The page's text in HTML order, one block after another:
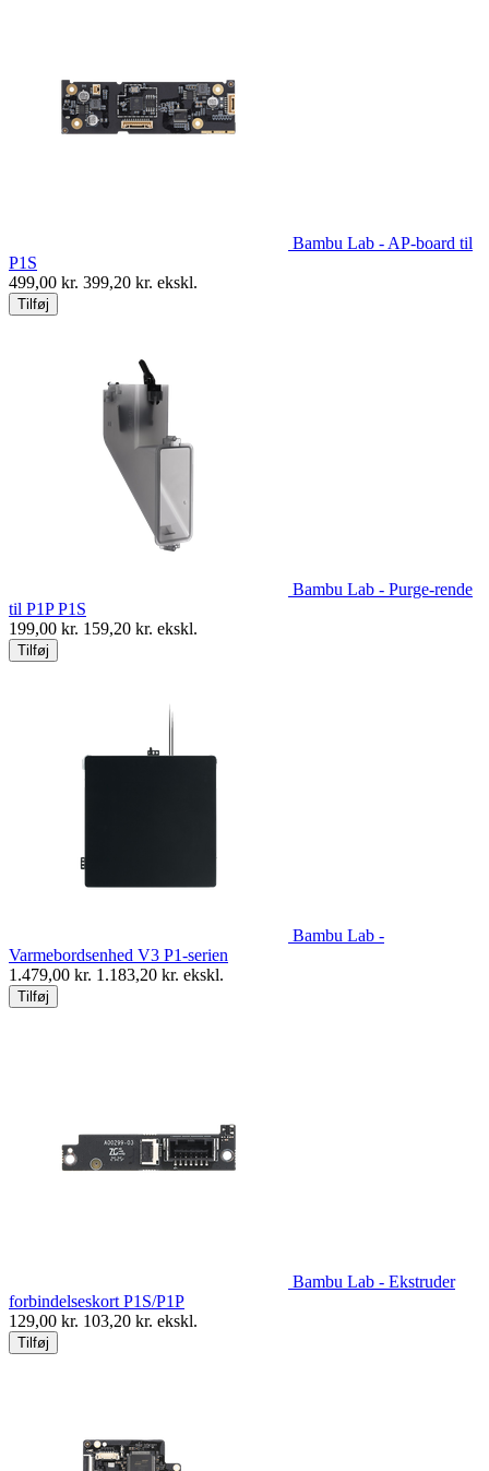
Bambu Lab - AP-board til
P1S
499,00 kr. 399,20 kr. ekskl.
Tilføj
Bambu Lab - Purge-rende
til P1P P1S
199,00 kr. 159,20 kr. ekskl.
Tilføj
Bambu Lab -
Varmebordsenhed V3 P1-serien
1.479,00 kr. 1.183,20 kr. ekskl.
Tilføj
Bambu Lab - Ekstruder
forbindelseskort P1S/P1P
129,00 kr. 103,20 kr. ekskl.
Tilføj